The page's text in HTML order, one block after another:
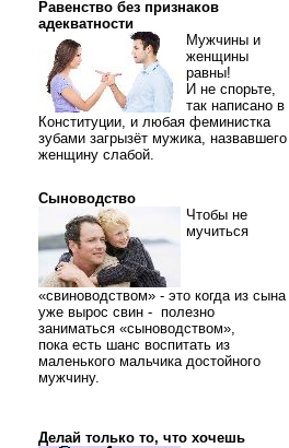
Равенство без признаков
адекватности
Мужчины и
женщины
равны!
И не спорьте,
так написано в
Конституции, и любая феминистка
зубами загрызёт мужика, назвавшего
женщину слабой.
Сыноводство
Чтобы не
мучиться
«свиноводством» - это когда из сына
уже вырос свин - полезно
заниматься «сыноводством»,
пока есть шанс воспитать из
маленького мальчика достойного
мужчину.
Делай только то, что хочешь